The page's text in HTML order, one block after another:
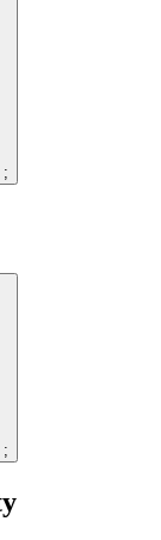
;
;